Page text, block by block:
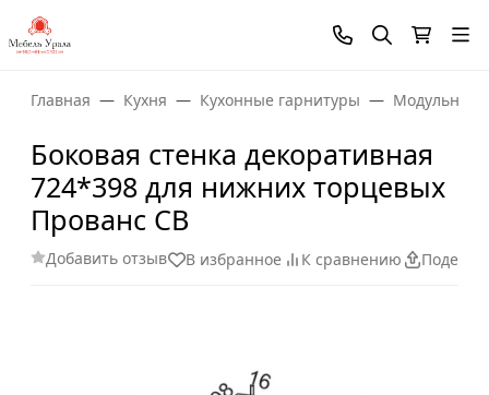
Главная Кухня Кухонные гарнитуры Модульные
Боковая стенка декоративная
724*398 для нижних торцевых
Прованс СВ
Добавить отзыв В избранное К сравнению